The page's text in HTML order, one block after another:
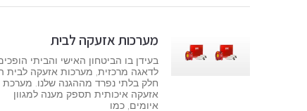
מערכות אזעקה לבית
בעידן בו הביטחון האישי והביתי
לדאגה מרכזית, מערכות אזעקה לבית
חלק בלתי נפרד מההגנה שלנו. מערכת
אזעקה איכותית תספק מענה למגוון
איומים, כמו